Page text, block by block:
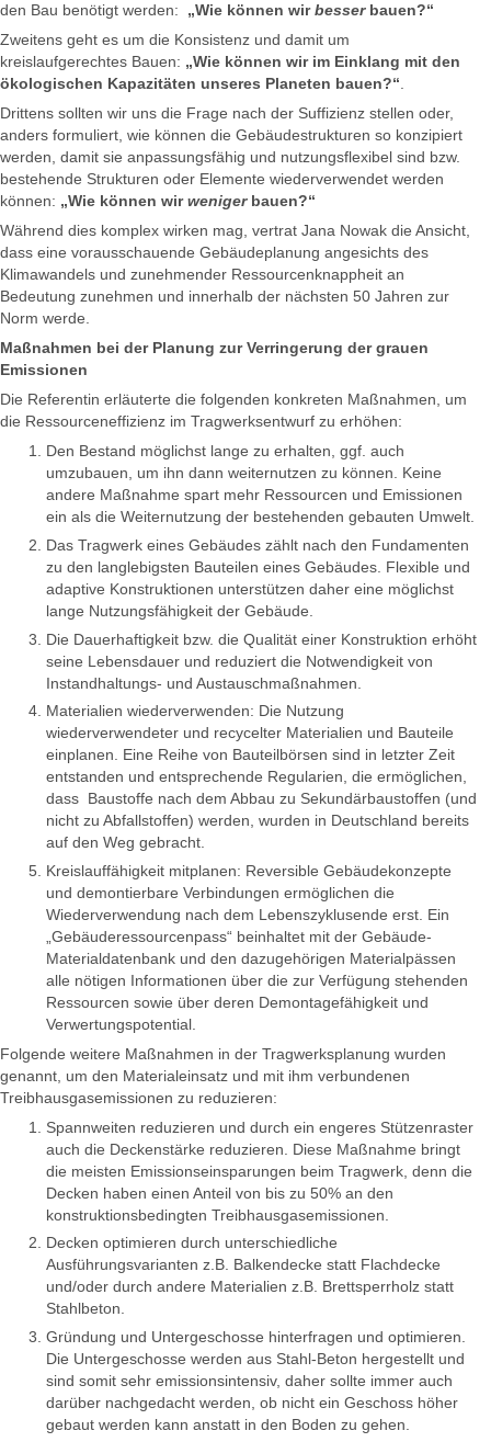
den Bau benötigt werden: „Wie können wirbesserbauen?“
Zweitens geht es um die Konsistenz und damit um
kreislaufgerechtes Bauen: „Wie können wir im Einklang mit den
ökologischen Kapazitäten unseres Planeten bauen?“.
Drittens sollten wir uns die Frage nach der Suffizienz stellen oder,
anders formuliert, wie können die Gebäudestrukturen so konzipiert
werden, damit sie anpassungsfähig und nutzungsflexibel sind bzw.
bestehende Strukturen oder Elemente wiederverwendet werden
können: „Wie können wirweniger bauen?“
Während dies komplex wirken mag, vertrat Jana Nowak die Ansicht,
dass eine vorausschauende Gebäudeplanung angesichts des
Klimawandels und zunehmender Ressourcenknappheit an
Bedeutung zunehmen und innerhalb der nächsten 50 Jahren zur
Norm werde.
Maßnahmen bei der Planung zur Verringerung der grauen
Emissionen
Die Referentin erläuterte die folgenden konkreten Maßnahmen, um
die Ressourceneffizienz im Tragwerksentwurf zu erhöhen:
Den Bestand möglichst lange zu erhalten, ggf. auch
umzubauen, um ihn dann weiternutzen zu können. Keine
andere Maßnahme spart mehr Ressourcen und Emissionen
ein als die Weiternutzung der bestehenden gebauten Umwelt.
Das Tragwerk eines Gebäudes zählt nach den Fundamenten
zu den langlebigsten Bauteilen eines Gebäudes. Flexible und
adaptive Konstruktionen unterstützen daher eine möglichst
lange Nutzungsfähigkeit der Gebäude.
Die Dauerhaftigkeit bzw. die Qualität einer Konstruktion erhöht
seine Lebensdauer und reduziert die Notwendigkeit von
Instandhaltungs- und Austauschmaßnahmen.
Materialien wiederverwenden: Die Nutzung
wiederverwendeter und recycelter Materialien und Bauteile
einplanen. Eine Reihe von Bauteilbörsen sind in letzter Zeit
entstanden und entsprechende Regularien, die ermöglichen,
dass Baustoffe nach dem Abbau zu Sekundärbaustoffen (und
nicht zu Abfallstoffen) werden, wurden in Deutschland bereits
auf den Weg gebracht.
Kreislauffähigkeit mitplanen: Reversible Gebäudekonzepte
und demontierbare Verbindungen ermöglichen die
Wiederverwendung nach dem Lebenszyklusende erst. Ein
„Gebäuderessourcenpass“ beinhaltet mit der Gebäude-
Materialdatenbank und den dazugehörigen Materialpässen
alle nötigen Informationen über die zur Verfügung stehenden
Ressourcen sowie über deren Demontagefähigkeit und
Verwertungspotential.
Folgende weitere Maßnahmen in der Tragwerksplanung wurden
genannt, um den Materialeinsatz und mit ihm verbundenen
Treibhausgasemissionen zu reduzieren:
Spannweiten reduzieren und durch ein engeres Stützenraster
auch die Deckenstärke reduzieren. Diese Maßnahme bringt
die meisten Emissionseinsparungen beim Tragwerk, denn die
Decken haben einen Anteil von bis zu 50% an den
konstruktionsbedingten Treibhausgasemissionen.
Decken optimieren durch unterschiedliche
Ausführungsvarianten z.B. Balkendecke statt Flachdecke
und/oder durch andere Materialien z.B. Brettsperrholz statt
Stahlbeton.
Gründung und Untergeschosse hinterfragen und optimieren.
Die Untergeschosse werden aus Stahl-Beton hergestellt und
sind somit sehr emissionsintensiv, daher sollte immer auch
darüber nachgedacht werden, ob nicht ein Geschoss höher
gebaut werden kann anstatt in den Boden zu gehen.